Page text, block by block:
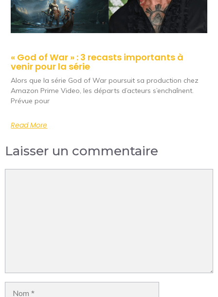
« God of War » : 3 recasts importants à
venir pour la série
Alors que la série God of War poursuit sa production chez
Amazon Prime Video, les départs d’acteurs s’enchaînent.
Prévue pour
Read More
Laisser un commentaire